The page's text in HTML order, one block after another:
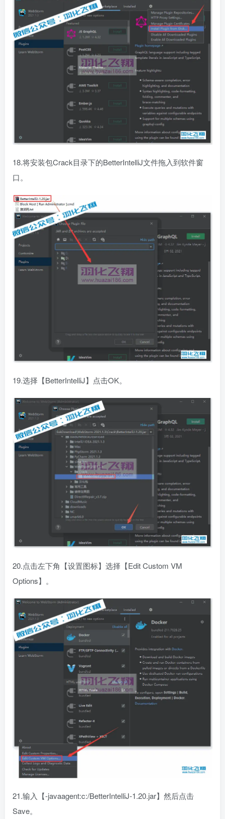
18.将安装包Crack目录下的BetterIntelliJ文件拖入到软件窗
口。
19.选择【BetterIntelliJ】点击OK。
20.点击左下角【设置图标】选择【Edit Custom VM
Options】。
21.输入【-javaagent:c:/BetterIntelliJ-1.20.jar】然后点击
Save。